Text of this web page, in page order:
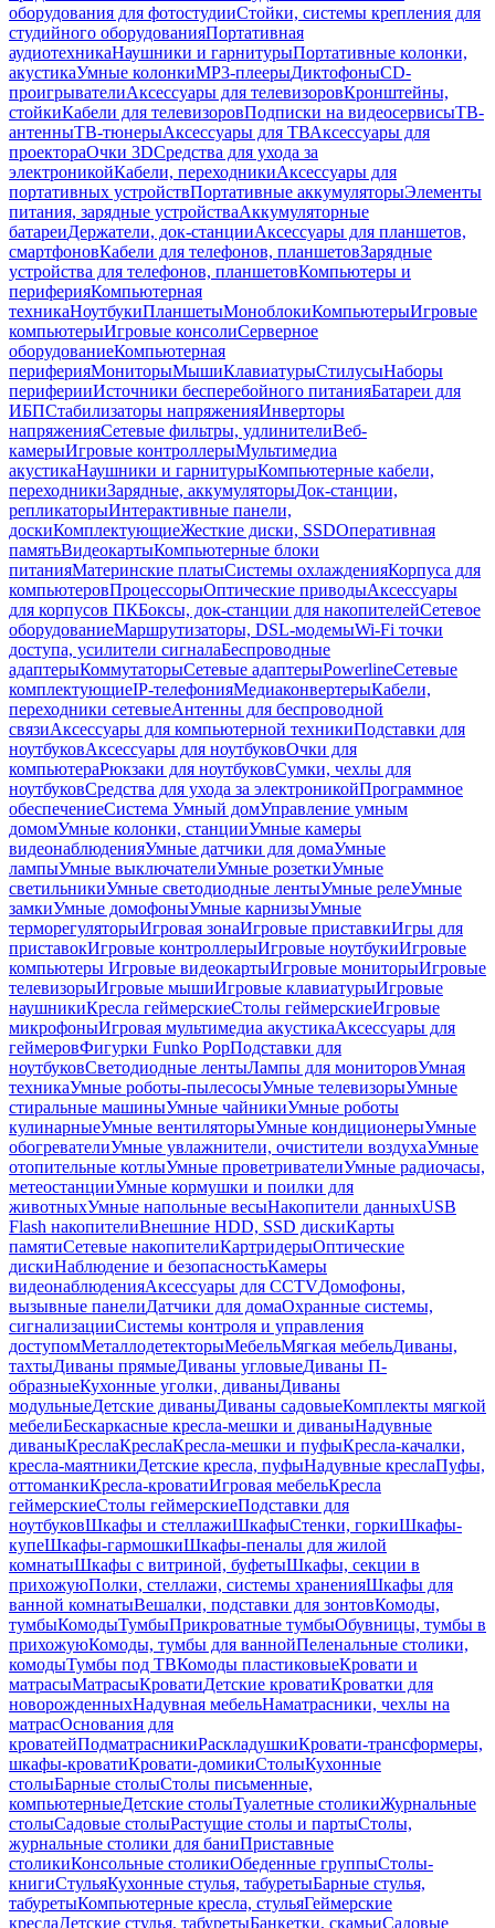
оборудования для фотостудииСтойки, системы крепления для
студийного оборудованияПортативная
аудиотехникаНаушники и гарнитурыПортативные колонки,
акустикаУмные колонкиMP3-плеерыДиктофоныCD-
проигрывателиАксессуары для телевизоровКронштейны,
стойкиКабели для телевизоровПодписки на видеосервисыТВ-
антенныТВ-тюнерыАксессуары для ТВАксессуары для
проектораОчки 3DСредства для ухода за
электроникойКабели, переходникиАксессуары для
портативных устройствПортативные аккумуляторыЭлементы
питания, зарядные устройстваАккумуляторные
батареиДержатели, док-станцииАксессуары для планшетов,
смартфоновКабели для телефонов, планшетовЗарядные
устройства для телефонов, планшетовКомпьютеры и
периферияКомпьютерная
техникаНоутбукиПланшетыМоноблокиКомпьютерыИгровые
компьютерыИгровые консолиСерверное
оборудованиеКомпьютерная
периферияМониторыМышиКлавиатурыСтилусыНаборы
периферииИсточники бесперебойного питанияБатареи для
ИБПСтабилизаторы напряженияИнверторы
напряженияСетевые фильтры, удлинителиВеб-
камерыИгровые контроллерыМультимедиа
акустикаНаушники и гарнитурыКомпьютерные кабели,
переходникиЗарядные, аккумуляторыДок-станции,
репликаторыИнтерактивные панели,
доскиКомплектующиеЖесткие диски, SSDОперативная
памятьВидеокартыКомпьютерные блоки
питанияМатеринские платыСистемы охлажденияКорпуса для
компьютеровПроцессорыОптические приводыАксессуары
для корпусов ПКБоксы, док-станции для накопителейСетевое
оборудованиеМаршрутизаторы, DSL-модемыWi-Fi точки
доступа, усилители сигналаБеспроводные
адаптерыКоммутаторыСетевые адаптерыPowerlineСетевые
комплектующиеIP-телефонияМедиаконвертерыКабели,
переходники сетевыеАнтенны для беспроводной
связиАксессуары для компьютерной техникиПодставки для
ноутбуковАксессуары для ноутбуковОчки для
компьютераРюкзаки для ноутбуковСумки, чехлы для
ноутбуковСредства для ухода за электроникойПрограммное
обеспечениеСистема Умный домУправление умным
домомУмные колонки, станцииУмные камеры
видеонаблюденияУмные датчики для домаУмные
лампыУмные выключателиУмные розеткиУмные
светильникиУмные светодиодные лентыУмные релеУмные
замкиУмные домофоныУмные карнизыУмные
терморегуляторыИгровая зонаИгровые приставкиИгры для
приставокИгровые контроллерыИгровые ноутбукиИгровые
компьютеры Игровые видеокартыИгровые мониторыИгровые
телевизорыИгровые мышиИгровые клавиатурыИгровые
наушникиКресла геймерскиеСтолы геймерскиеИгровые
микрофоныИгровая мультимедиа акустикаАксессуары для
геймеровФигурки Funko PopПодставки для
ноутбуковСветодиодные лентыЛампы для мониторовУмная
техникаУмные роботы-пылесосыУмные телевизорыУмные
стиральные машиныУмные чайникиУмные роботы
кулинарныеУмные вентиляторыУмные кондиционерыУмные
обогревателиУмные увлажнители, очистители воздухаУмные
отопительные котлыУмные проветривателиУмные радиочасы,
метеостанцииУмные кормушки и поилки для
животныхУмные напольные весыНакопители данныхUSB
Flash накопителиВнешние HDD, SSD дискиКарты
памятиСетевые накопителиКартридерыОптические
дискиНаблюдение и безопасностьКамеры
видеонаблюденияАксессуары для CCTVДомофоны,
вызывные панелиДатчики для домаОхранные системы,
сигнализацииСистемы контроля и управления
доступомМеталлодетекторыМебельМягкая мебельДиваны,
тахтыДиваны прямыеДиваны угловыеДиваны П-
образныеКухонные уголки, диваныДиваны
модульныеДетские диваныДиваны садовыеКомплекты мягкой
мебелиБескаркасные кресла-мешки и диваныНадувные
диваныКреслаКреслаКресла-мешки и пуфыКресла-качалки,
кресла-маятникиДетские кресла, пуфыНадувные креслаПуфы,
оттоманкиКресла-кроватиИгровая мебельКресла
геймерскиеСтолы геймерскиеПодставки для
ноутбуковШкафы и стеллажиШкафыСтенки, горкиШкафы-
купеШкафы-гармошкиШкафы-пеналы для жилой
комнатыШкафы с витриной, буфетыШкафы, секции в
прихожуюПолки, стеллажи, системы храненияШкафы для
ванной комнатыВешалки, подставки для зонтовКомоды,
тумбыКомодыТумбыПрикроватные тумбыОбувницы, тумбы в
прихожуюКомоды, тумбы для ваннойПеленальные столики,
комодыТумбы под ТВКомоды пластиковыеКровати и
матрасыМатрасыКроватиДетские кроватиКроватки для
новорожденныхНадувная мебельНаматрасники, чехлы на
матрасОснования для
кроватейПодматрасникиРаскладушкиКровати-трансформеры,
шкафы-кроватиКровати-домикиСтолыКухонные
столыБарные столыСтолы письменные,
компьютерныеДетские столыТуалетные столикиЖурнальные
столыСадовые столыРастущие столы и партыСтолы,
журнальные столики для баниПриставные
столикиКонсольные столикиОбеденные группыСтолы-
книгиСтульяКухонные стулья, табуретыБарные стулья,
табуретыКомпьютерные кресла, стульяГеймерские
креслаДетские стулья, табуретыБанкетки, скамьиСадовые